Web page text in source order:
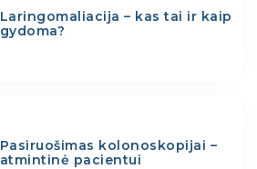
Laringomaliacija – kas tai ir kaip
gydoma?
Pasiruošimas kolonoskopijai –
atmintinė pacientui